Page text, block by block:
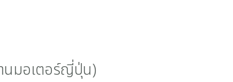
นมอเตอร์ญี่ปุ่น)